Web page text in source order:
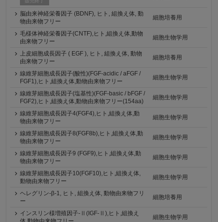
脳由来神経栄養因子 (BDNF), ヒト, 組換え体, 動
物由来物フリー
細胞培養用
毛様体神経栄養因子(CNTF),ヒト,組換え体,動物
由来物フリー
細胞生物学用
上皮細胞成長因子 ( EGF ), ヒト, 組換え体, 動物
由来物フリー
細胞培養用
線維芽細胞成長因子(酸性)(FGF-acidic / aFGF /
FGF1),ヒト,組換え体,動物由来物フリー
細胞生物学用
線維芽細胞成長因子(塩基性)(FGF-basic / bFGF /
FGF2),ヒト,組換え体,動物由来物フリー(154aa)
細胞生物学用
線維芽細胞成長因子4(FGF4),ヒト,組換え体,動
物由来物フリー
細胞生物学用
線維芽細胞成長因子8(FGF8b),ヒト,組換え体,動
物由来物フリー
細胞生物学用
線維芽細胞成長因子9 (FGF9),ヒト,組換え体,動
物由来物フリー
細胞生物学用
線維芽細胞成長因子10(FGF10),ヒト,組換え体,
動物由来物フリー
細胞生物学用
ヘレグリン-β-1, ヒト, 組換え体, 動物由来物フリ
ー
細胞培養用
インスリン様増殖因子-Ⅱ(IGF-Ⅱ),ヒト,組換え
細胞生物学用